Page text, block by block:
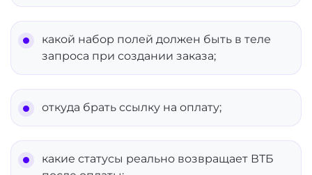
какой набор полей должен быть в теле
запроса при создании заказа;
откуда брать ссылку на оплату;
какие статусы реально возвращает ВТБ